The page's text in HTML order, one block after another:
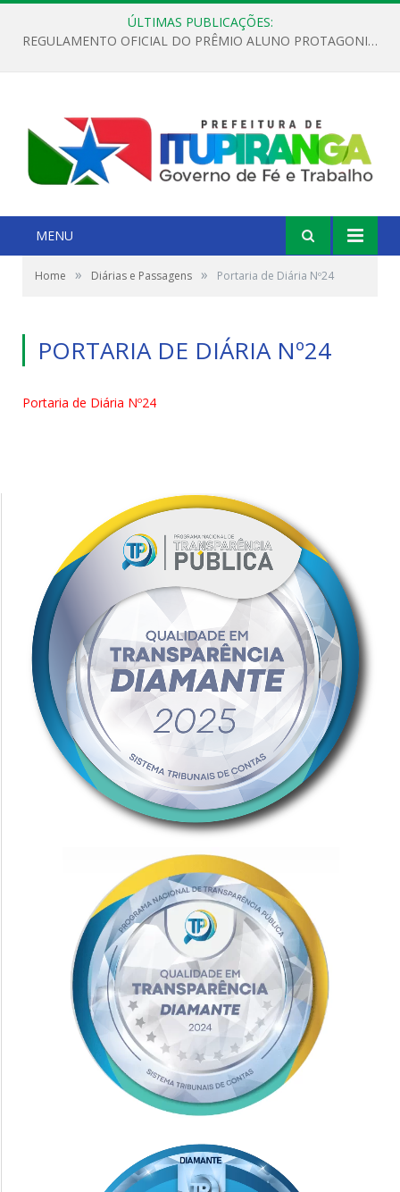
ÚLTIMAS PUBLICAÇÕES:
REGULAMENTO OFICIAL DO PRÊMIO ALUNO PROTAGONISTA – EDIÇÃO 2026
MENU
Home » Diárias e Passagens » Portaria de Diária Nº24
PORTARIA DE DIÁRIA Nº24
Portaria de Diária Nº24